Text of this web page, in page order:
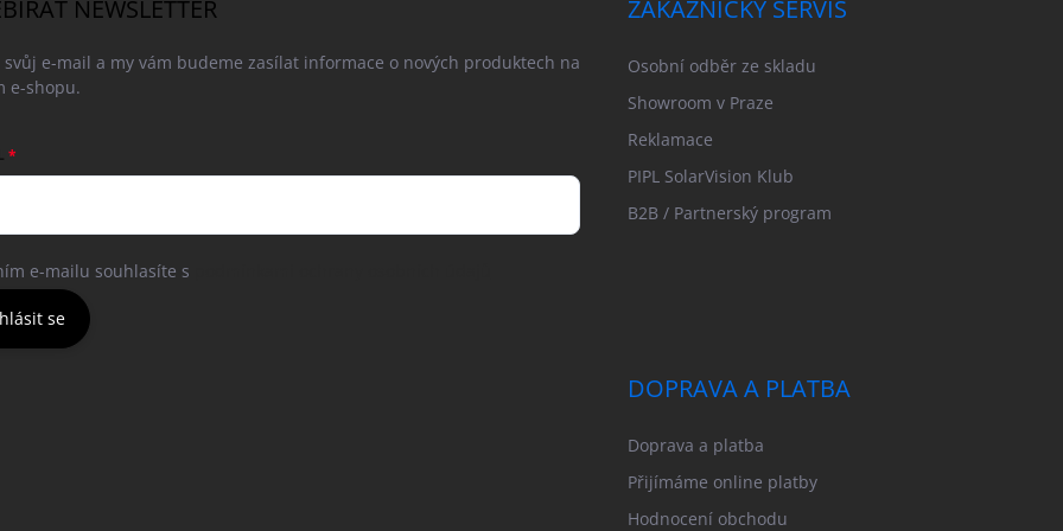
NEWSLETTER
svůj e-mail a my vám budeme zasílat informace o nových produktech na
e-shopu.
e-mailu souhlasíte s
se
ZÁKAZNICKÝ SERVIS
Osobní odběr ze skladu
Showroom v Praze
Reklamace
PIPL SolarVision Klub
B2B / Partnerský program
DOPRAVA A PLATBA
Doprava a platba
Přijímáme online platby
Hodnocení obchodu